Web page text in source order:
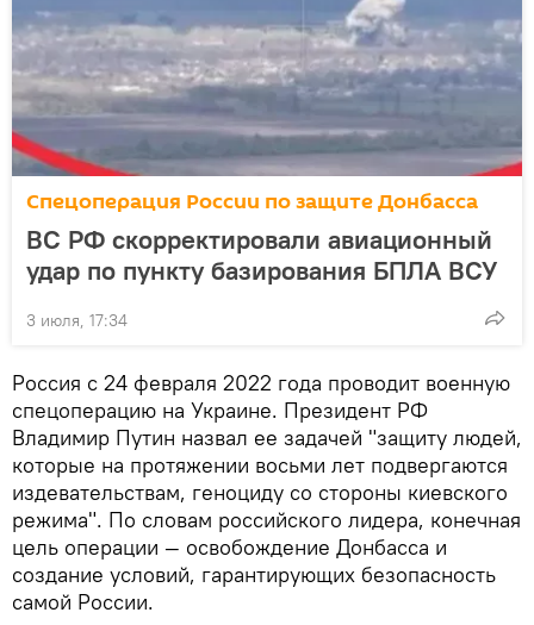
Спецоперация России по защите Донбасса
ВС РФ скорректировали авиационный
удар по пункту базирования БПЛА ВСУ
3 июля, 17:34
Россия с 24 февраля 2022 года проводит военную
спецоперацию на Украине. Президент РФ
Владимир Путин назвал ее задачей "защиту людей,
которые на протяжении восьми лет подвергаются
издевательствам, геноциду со стороны киевского
режима". По словам российского лидера, конечная
цель операции — освобождение Донбасса и
создание условий, гарантирующих безопасность
самой России.